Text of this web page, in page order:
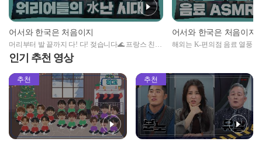
어서와 한국은 처음이지
머리부터 발 끝까지 다! 다! 젖습니다🌊 프랑스 친구
들의 水난 시대🤣
어서와 한국은 처음이지
해외는 K-편의점 음료 열풍🔥
인기 추천 영상
추천 추천